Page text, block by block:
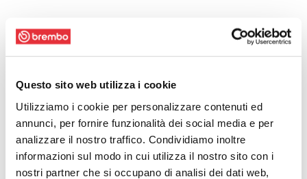
Questo sito web utilizza i cookie
Utilizziamo i cookie per personalizzare contenuti ed
annunci, per fornire funzionalità dei social media e per
analizzare il nostro traffico. Condividiamo inoltre
informazioni sul modo in cui utilizza il nostro sito con i
nostri partner che si occupano di analisi dei dati web,